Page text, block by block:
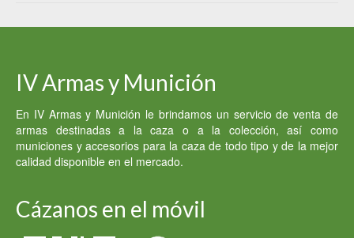
IV Armas y Munición
En IV Armas y Munición le brindamos un servicio de venta de
armas destinadas a la caza o a la colección, así como
municiones y accesorios para la caza de todo tipo y de la mejor
calidad disponible en el mercado.
Cázanos en el móvil